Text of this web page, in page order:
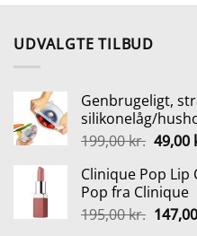
kr..
UDVALGTE TILBUD
Genbrugeligt,
silikonelåg/
199,00kr. Den
pris
var:
49,00
Clinique Pop Lip
Pop fra Clinique
195,00kr. Den
147,00